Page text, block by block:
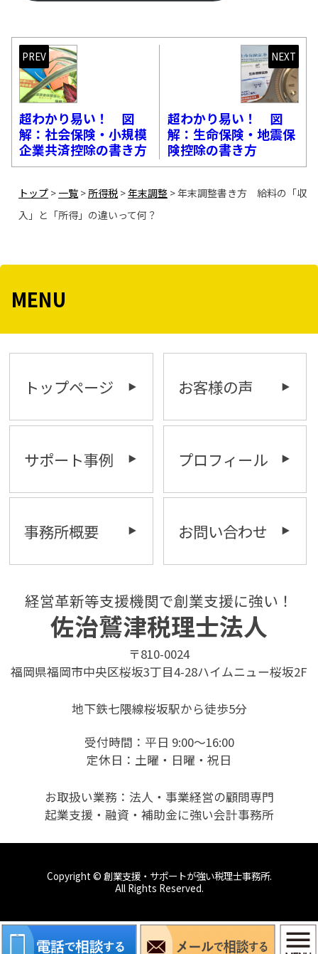
PREV
超わかり易い！ 図
解：社会保険・小規模
企業共済控除の書き方
NEXT
超わかり易い！ 図
解：生命保険・地震保
険控除の書き方
トップ > 一覧 > 所得税 >年末調整 >年末調整書き方 給料の「収
入」と「所得」の違いって何？
MENU
トップページ お客様の声
サポート事例 プロフィール
事務所概要 お問い合わせ
経営革新等支援機関で創業支援に強い！
佐治鷲津税理士法人
〒810-0024
福岡県福岡市中央区桜坂3丁目4-28ハイムニュー桜坂2F
地下鉄七隈線桜坂駅から徒歩5分
受付時間：平日 9:00〜16:00
定休日：土曜・日曜・祝日
お取扱い業務：法人・事業経営の顧問専門
起業支援・融資・補助金に強い会計事務所
Copyright © 創業支援・サポートが強い税理士事務所.
All Rights Reserved.